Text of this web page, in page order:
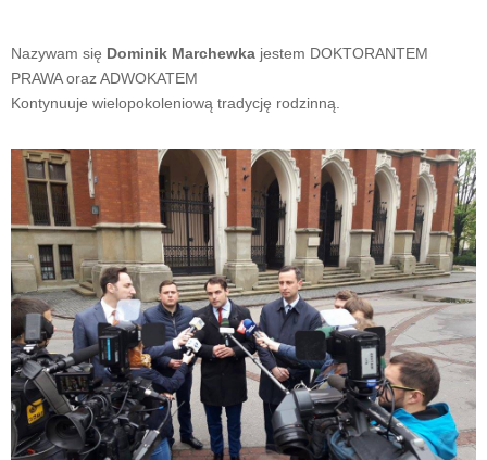
Nazywam się Dominik Marchewka jestem DOKTORANTEM
PRAWA oraz ADWOKATEM
Kontynuuje wielopokoleniową tradycję rodzinną.